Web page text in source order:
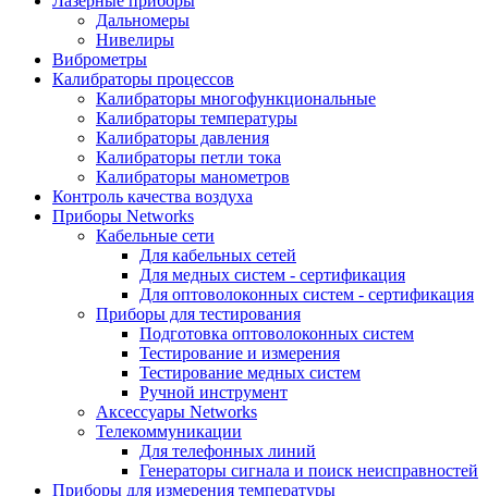
Дальномеры
Нивелиры
Виброметры
Калибраторы процессов
Калибраторы многофункциональные
Калибраторы температуры
Калибраторы давления
Калибраторы петли тока
Калибраторы манометров
Контроль качества воздуха
Приборы Networks
Кабельные сети
Для кабельных сетей
Для медных систем - сертификация
Для оптоволоконных систем - сертификация
Приборы для тестирования
Подготовка оптоволоконных систем
Тестирование и измерения
Тестирование медных систем
Ручной инструмент
Аксессуары Networks
Телекоммуникации
Для телефонных линий
Генераторы сигнала и поиск неисправностей
Приборы для измерения температуры